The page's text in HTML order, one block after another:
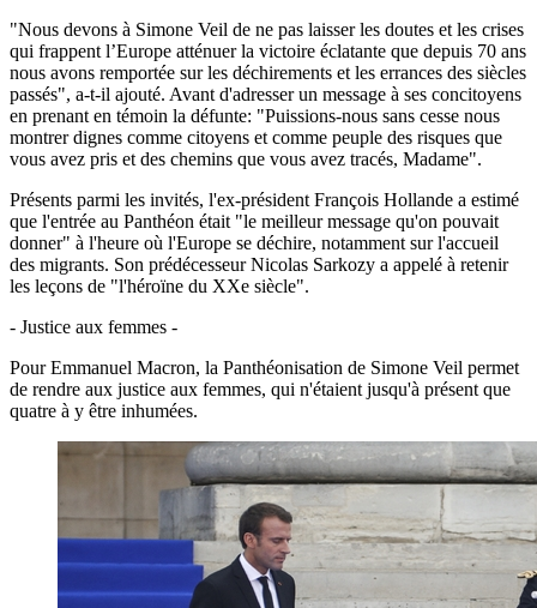
"Nous devons à Simone Veil de ne pas laisser les doutes et les crises
qui frappent l’Europe atténuer la victoire éclatante que depuis 70 ans
nous avons remportée sur les déchirements et les errances des siècles
passés", a-t-il ajouté. Avant d'adresser un message à ses concitoyens
en prenant en témoin la défunte: "Puissions-nous sans cesse nous
montrer dignes comme citoyens et comme peuple des risques que
vous avez pris et des chemins que vous avez tracés, Madame".
Présents parmi les invités, l'ex-président François Hollande a estimé
que l'entrée au Panthéon était "le meilleur message qu'on pouvait
donner" à l'heure où l'Europe se déchire, notamment sur l'accueil
des migrants. Son prédécesseur Nicolas Sarkozy a appelé à retenir
les leçons de "l'héroïne du XXe siècle".
- Justice aux femmes -
Pour Emmanuel Macron, la Panthéonisation de Simone Veil permet
de rendre aux justice aux femmes, qui n'étaient jusqu'à présent que
quatre à y être inhumées.